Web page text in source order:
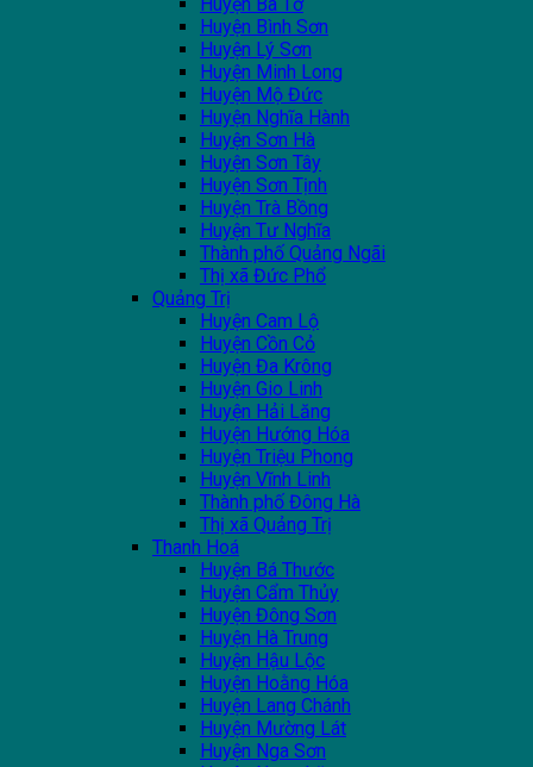
Huyện Bình Sơn
Huyện Lý Sơn
Huyện Minh Long
Huyện Mộ Đức
Huyện Nghĩa Hành
Huyện Sơn Hà
Huyện Sơn Tây
Huyện Sơn Tịnh
Huyện Trà Bồng
Huyện Tư Nghĩa
Thành phố Quảng Ngãi
Thị xã Đức Phổ
Quảng Trị
Huyện Cam Lộ
Huyện Cồn Cỏ
Huyện Đa Krông
Huyện Gio Linh
Huyện Hải Lăng
Huyện Hướng Hóa
Huyện Triệu Phong
Huyện Vĩnh Linh
Thành phố Đông Hà
Thị xã Quảng Trị
Thanh Hoá
Huyện Bá Thước
Huyện Cẩm Thủy
Huyện Đông Sơn
Huyện Hà Trung
Huyện Hậu Lộc
Huyện Hoằng Hóa
Huyện Lang Chánh
Huyện Mường Lát
Huyện Nga Sơn